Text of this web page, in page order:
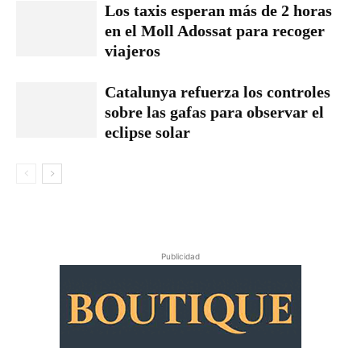
Los taxis esperan más de 2 horas
en el Moll Adossat para recoger
viajeros
Catalunya refuerza los controles
sobre las gafas para observar el
eclipse solar
Publicidad